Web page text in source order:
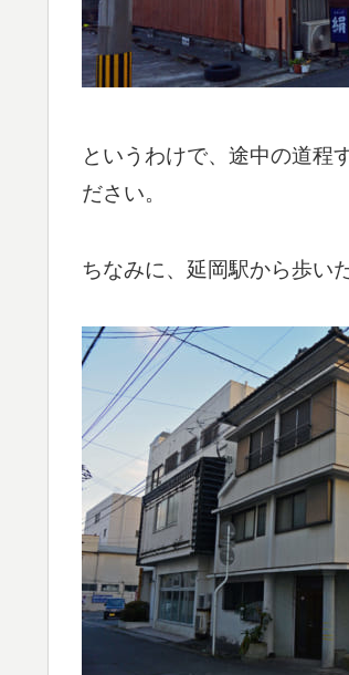
というわけで、途中の道程
ださい。
ちなみに、延岡駅から歩い